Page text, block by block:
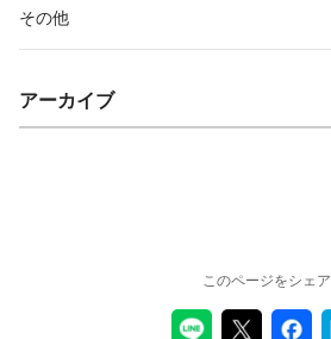
その他
アーカイブ
このページをシェア